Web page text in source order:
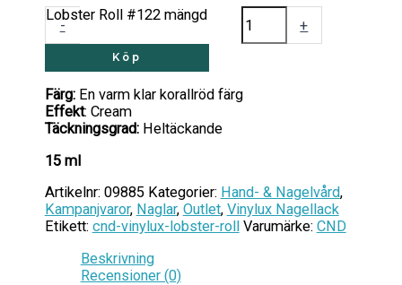
-
Lobster Roll #122 mängd
+
Köp
Färg:En varm klar korallröd färg
Effekt: Cream
Täckningsgrad:Heltäckande
15 ml
Artikelnr: 09885 Kategorier: Hand- & Nagelvård,
Kampanjvaror, Naglar, Outlet, Vinylux Nagellack
Etikett: cnd-vinylux-lobster-roll Varumärke: CND
Beskrivning
Recensioner (0)